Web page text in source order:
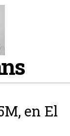
en El